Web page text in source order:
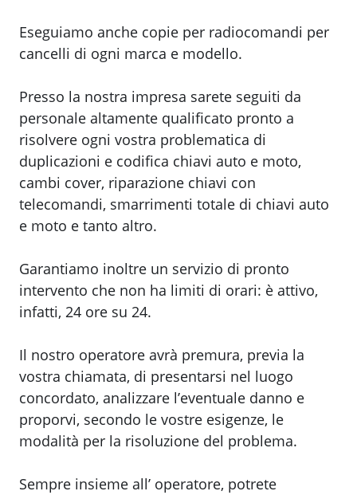
Eseguiamo anche copie per radiocomandi per
cancelli di ogni marca e modello.
Presso la nostra impresa sarete seguiti da
personale altamente qualificato pronto a
risolvere ogni vostra problematica di
duplicazioni e codifica chiavi auto e moto,
cambi cover, riparazione chiavi con
telecomandi, smarrimenti totale di chiavi auto
e moto e tanto altro.
Garantiamo inoltre un servizio di pronto
intervento che non ha limiti di orari: è attivo,
infatti, 24 ore su 24.
Il nostro operatore avrà premura, previa la
vostra chiamata, di presentarsi nel luogo
concordato, analizzare l’eventuale danno e
proporvi, secondo le vostre esigenze, le
modalità per la risoluzione del problema.
Sempre insieme all’ operatore, potrete